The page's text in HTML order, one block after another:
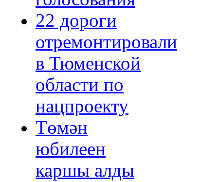
22 дороги
отремонтировали
в Тюменской
области по
нацпроекту
Төмән
юбилеен
каршы алды